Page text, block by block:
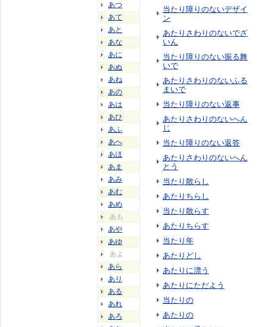
あつ
あて
あと
あな
あに
あぬ
あね
あの
あは
あひ
あふ
あへ
あほ
あま
あみ
あむ
あめ
あも
あや
あゆ
あよ
あら
あり
ある
あれ
あろ
当たり障りのないデザイ
ン
あたりさわりのないでざ
いん
当たり障りのない振る舞
いで
あたりさわりのないふる
まいで
当たり障りのない返事
あたりさわりのないへん
じ
当たり障りのない返答
あたりさわりのないへん
とう
当たり散らし
あたりちらし
当たり散らす
あたりちらす
当たり年
あたりどし
あたりに漂う
あたりにただよう
当たりの
あたりの